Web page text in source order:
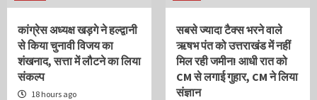
कांग्रेस अध्यक्ष खड़गे ने हल्द्वानी
से किया चुनावी विजय का
शंखनाद, सत्ता में लौटने का लिया
संकल्प
18 hours ago
सबसे ज्यादा टैक्स भरने वाले
ऋषभ पंत को उत्तराखंड में नहीं
मिल रही जमीन! आधी रात को
CM से लगाई गुहार, CM ने लिया
संज्ञान